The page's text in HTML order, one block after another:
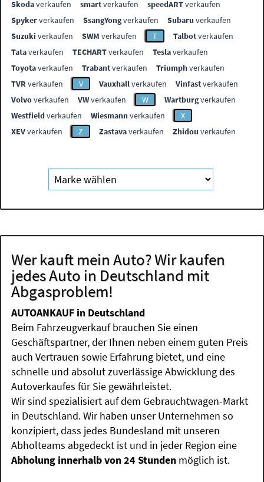
Skodaverkaufen smartverkaufen speedARTverkaufen
Spykerverkaufen SsangYongverkaufen Subaru verkaufen
Suzuki verkaufen SWM verkaufen T Talbotverkaufen
Tataverkaufen TECHARTverkaufen Teslaverkaufen
Toyotaverkaufen Trabantverkaufen Triumphverkaufen
TVR verkaufen V Vauxhallverkaufen Vinfastverkaufen
Volvoverkaufen VWverkaufen W Wartburgverkaufen
Westfieldverkaufen Wiesmannverkaufen
X
XEVverkaufen Z Zastavaverkaufen Zhidou verkaufen
Wer kauft mein Auto? Wir kaufen
jedes Auto in Deutschland mit
Abgasproblem!
AUTOANKAUF in Deutschland
Beim Fahrzeugverkauf brauchen Sie einen
Geschäftspartner, der Ihnen neben einem guten Preis
auch Vertrauen sowie Erfahrung bietet, und eine
schnelle und absolut zuverlässige Abwicklung des
Autoverkaufes für Sie gewährleistet.
Wir sind spezialisiert auf dem Gebrauchtwagen-Markt
in Deutschland. Wir haben unser Unternehmen so
konzipiert, dass jedes Bundesland mit unseren
Abholteams abgedeckt ist und in jeder Region eine
Abholung innerhalb von 24 Stunden möglich ist.